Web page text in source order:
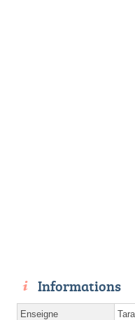
Informations
Enseigne